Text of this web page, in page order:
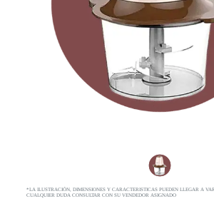
*LA ILUSTRACIÓN, DIMENSIONES Y CARACTERISTICAS PUEDEN LLEGAR A
CUALQUIER DUDA CONSULTAR CON SU VENDEDOR ASIGNADO